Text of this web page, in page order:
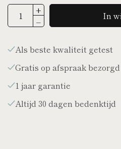
In
Als beste kwaliteit getest
Gratis op afspraak bezorgd
1 jaar garantie
Altijd 30 dagen bedenktijd